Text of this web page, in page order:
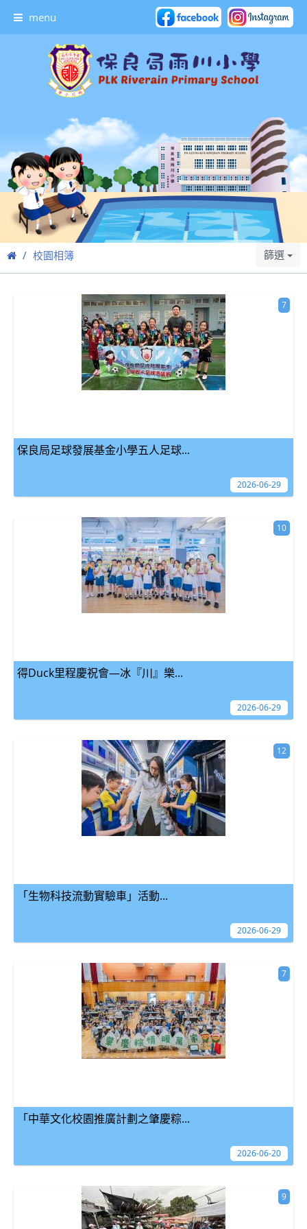
menu
校園相簿 篩選
保良局足球發展基金小學五人足球...
7
2026-06-29
得Duck里程慶祝會—冰『川』樂...
10
2026-06-29
「生物科技流動實驗車」活動...
12
2026-06-29
「中華文化校園推廣計劃之肇慶粽...
7
2026-06-20
9